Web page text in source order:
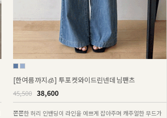
[한여름까지🧊] 투포켓와이드린넨데님팬츠
45,500 38,600
쫀쫀한 허리 인밴딩이 라인을 예쁘게 잡아주며 캐주얼한 무드가